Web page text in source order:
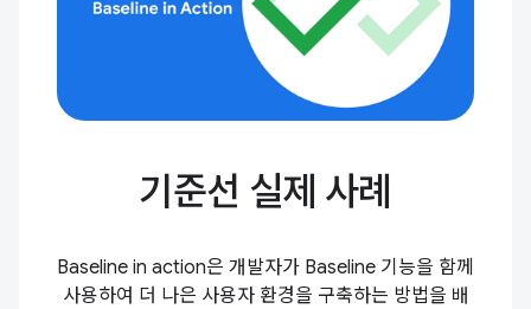
기준선 실제 사례
Baseline in action은 개발자가 Baseline 기능을 함께
사용하여 더 나은 사용자 환경을 구축하는 방법을 배